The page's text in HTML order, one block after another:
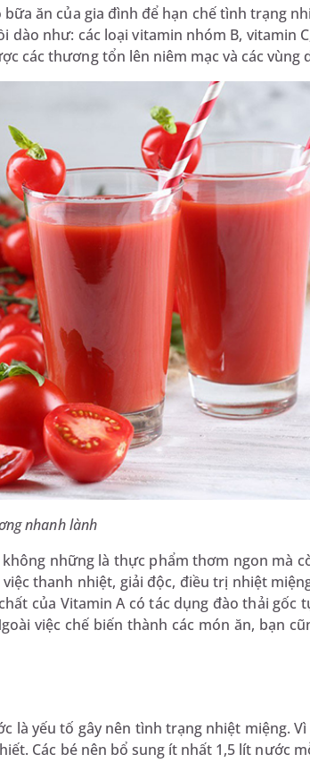
ăn của gia đình để hạn chế tình trạng
dào như: các loại vitamin nhóm B, vitamin
các thương tổn lên niêm mạc và các vùng
nhanh lành
những là thực phẩm thơm ngon mà
thanh nhiệt, giải độc, điều trị nhiệt
của Vitamin A có tác dụng đào thải gốc
việc chế biến thành các món ăn, bạn
là yếu tố gây nên tình trạng nhiệt miệng.
Các bé nên bổ sung ít nhất 1,5 lít nước